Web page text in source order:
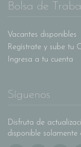
Bolsa de
Vacantes disponibles
Regístrate y sube tu
Ingresa a tu cuenta
Síguenos
Disfruta de
disponible solamente